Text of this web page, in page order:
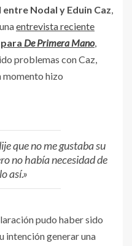
Nodal y Eduin Caz,
entrevista reciente
De Primera Mano,
problemas con Caz,
momento hizo
que no me gustaba su
no había necesidad de
así.»
pudo haber sido
intención generar una